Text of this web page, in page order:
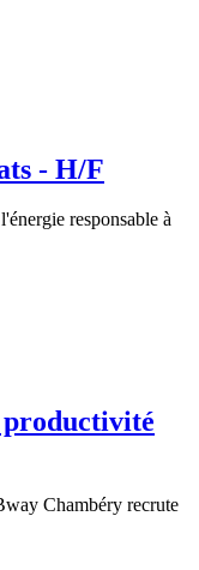
- H/F
responsable à
Chambéry recrute